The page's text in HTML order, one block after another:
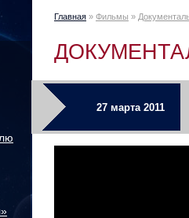
Главная » Фильмы »
27 марта 2011